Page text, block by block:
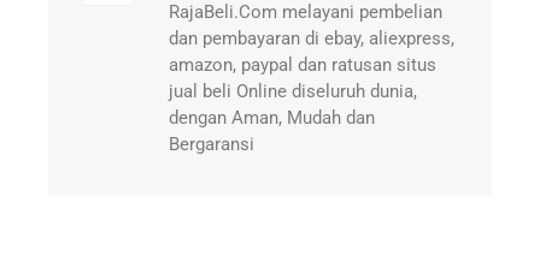
RajaBeli.Com melayani pembelian
dan pembayaran di ebay, aliexpress,
amazon, paypal dan ratusan situs
jual beli Online diseluruh dunia,
dengan Aman, Mudah dan
Bergaransi